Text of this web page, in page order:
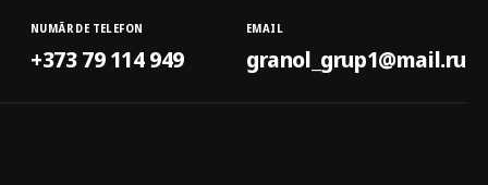
NUMĂR DE TELEFON
+373 79 114 949
EMAIL
granol_grup1@mail.ru